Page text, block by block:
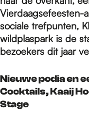
Vierdaagsefeesten-
sociale trefpunten,
wildplaspark is de
bezoekers dit jaar
Nieuwe podia en
Cocktails, Kaaij
Stage